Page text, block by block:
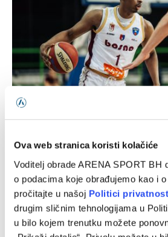
Ova web stranica koristi kolačiće
Voditelj obrade ARENA SPORT BH
o podacima koje obrađujemo kao i
pročitajte u našoj Politici
drugim sličnim tehnologijama u
u bilo kojem trenutku možete
Chase Audige predstavljen u novom
05/08/2026